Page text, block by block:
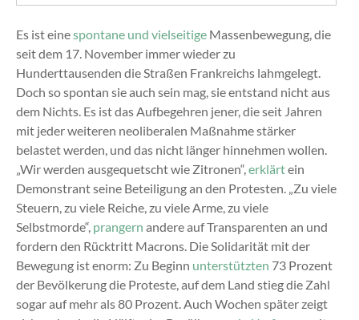
Es ist einespontane und vielseitigeMassenbewegung, die
seit dem 17. November immer wieder zu
Hunderttausenden die Straßen Frankreichs lahmgelegt.
Doch so spontan sie auch sein mag, sie entstand nicht aus
dem Nichts. Es ist das Aufbegehren jener, die seit Jahren
mit jeder weiteren neoliberalen Maßnahme stärker
belastet werden, und das nicht länger hinnehmen wollen.
„Wir werden ausgequetscht wie Zitronen“, erklärtein
Demonstrant seine Beteiligung an den Protesten. „Zu viele
Steuern, zu viele Reiche, zu viele Arme, zu viele
Selbstmorde“, prangern andere auf Transparenten an und
fordern den Rücktritt Macrons. Die Solidarität mit der
Bewegung ist enorm: Zu Beginn unterstützten 73 Prozent
der Bevölkerung die Proteste, auf dem Land stieg die Zahl
sogar auf mehr als 80 Prozent. Auch Wochen später zeigt